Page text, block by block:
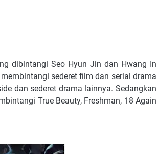
dibintangi Seo Hyun Jin dan Hwang In
sederet film dan serial drama
dan sederet drama lainnya. Sedangkan
True Beauty, Freshman, 18 Again